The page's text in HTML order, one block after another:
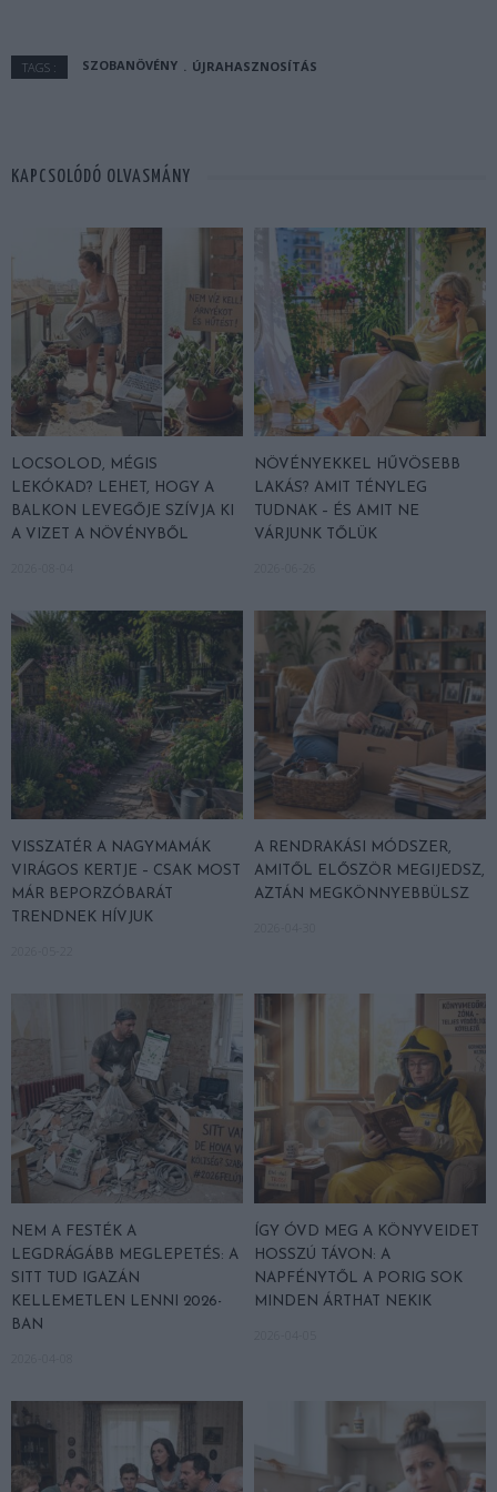
TAGS : SZOBANÖVÉNY ÚJRAHASZNOSÍTÁS
KAPCSOLÓDÓ OLVASMÁNY
LOCSOLOD, MÉGIS
LEKÓKAD? LEHET, HOGY A
BALKON LEVEGŐJE SZÍVJA KI
A VIZET A NÖVÉNYBŐL
NÖVÉNYEKKEL HŰVÖSEBB
LAKÁS? AMIT TÉNYLEG
TUDNAK – ÉS AMIT NE
VÁRJUNK TŐLÜK
VISSZATÉR A NAGYMAMÁK
VIRÁGOS KERTJE – CSAK MOST
MÁR BEPORZÓBARÁT
TRENDNEK HÍVJUK
A RENDRAKÁSI MÓDSZER,
AMITŐL ELŐSZÖR MEGIJEDSZ,
AZTÁN MEGKÖNNYEBBÜLSZ
NEM A FESTÉK A
LEGDRÁGÁBB MEGLEPETÉS: A
SITT TUD IGAZÁN
KELLEMETLEN LENNI 2026-
BAN
ÍGY ÓVD MEG A KÖNYVEIDET
HOSSZÚ TÁVON: A
NAPFÉNYTŐL A PORIG SOK
MINDEN ÁRTHAT NEKIK